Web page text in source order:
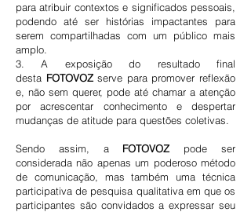
para atribuir contextos e significados pessoais,
podendo até ser histórias impactantes para
serem compartilhadas com um público mais
amplo.
3. A exposição do resultado final
desta FOTOVOZserve para promover reflexão
e, não sem querer, pode até chamar a atenção
por acrescentar conhecimento e despertar
mudanças de atitude para questões coletivas.
Sendo assim, a FOTOVOZ pode ser
considerada não apenas um poderoso método
de comunicação, mas também uma técnica
participativa de pesquisa qualitativa em que os
participantes são convidados a expressar seu